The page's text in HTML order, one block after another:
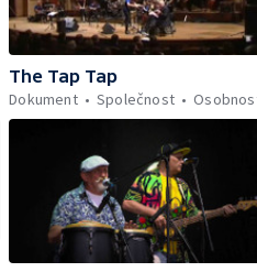
The Tap Tap
Dokument
Společnost